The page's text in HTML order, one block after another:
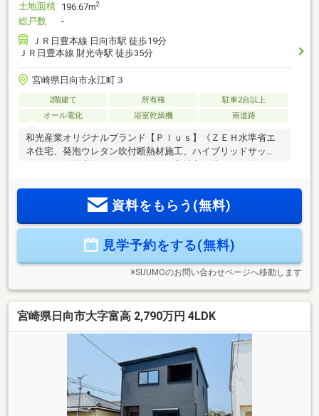
土地面積 196.67m2
総戸数
-
ＪＲ日豊本線 日向市駅 徒歩19分
ＪＲ日豊本線 財光寺駅 徒歩35分
宮崎県日向市永江町３
2階建て 所有権
駐車2台以上
オール電化
浴室乾燥機 南道路
和光産業オリジナルブランド【Ｐｌｕｓ】《ＺＥＨ水準省エ
ネ住宅、発泡ウレタン吹付断熱材施工、ハイブリッドサッ
資料をもらう(無料)
見学予約をする(無料)
※SUUMOのお問い合わせページへ移動します
宮崎県日向市大字富高 2,790万円 4LDK